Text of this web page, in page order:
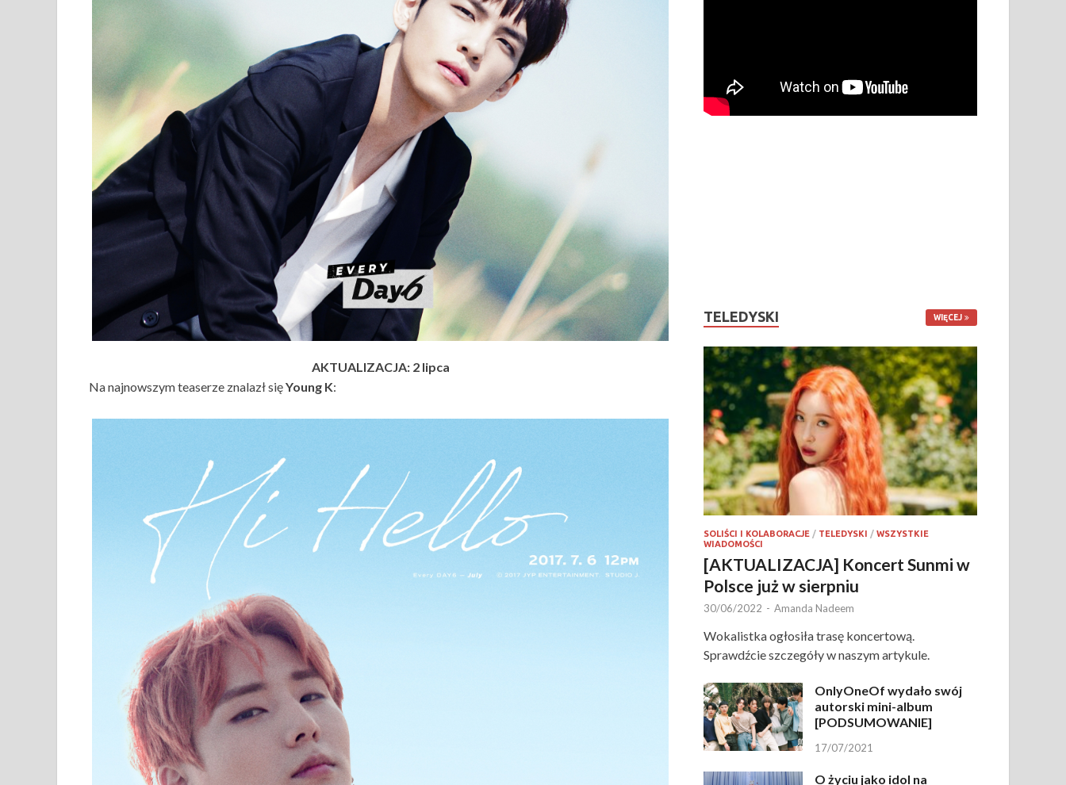
AKTUALIZACJA: 2 lipca
Na najnowszym teaserze znalazł sięYoung K:
TELEDYSKI WIĘCEJ
SOLIŚCI I KOLABORACJE / TELEDYSKI /WSZYSTKIE
WIADOMOŚCI
[AKTUALIZACJA] Koncert Sunmi w
Polsce już w sierpniu
30/06/2022 - Amanda Nadeem
Wokalistka ogłosiła trasę koncertową.
Sprawdźcie szczegóły w naszym artykule.
OnlyOneOf wydało swój
autorski mini-album
[PODSUMOWANIE]
17/07/2021
O życiu jako idol na